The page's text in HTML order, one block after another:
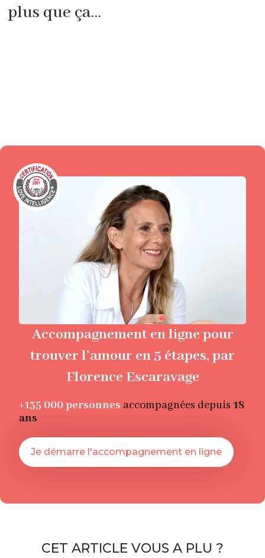
plus que ça…
Accompagnement en ligne pour
trouver l’amour en 5 étapes, par
Florence Escaravage
+135 000 personnes accompagnées depuis 18
ans
Je démarre l'accompagnement en ligne
CET ARTICLE VOUS A PLU ?